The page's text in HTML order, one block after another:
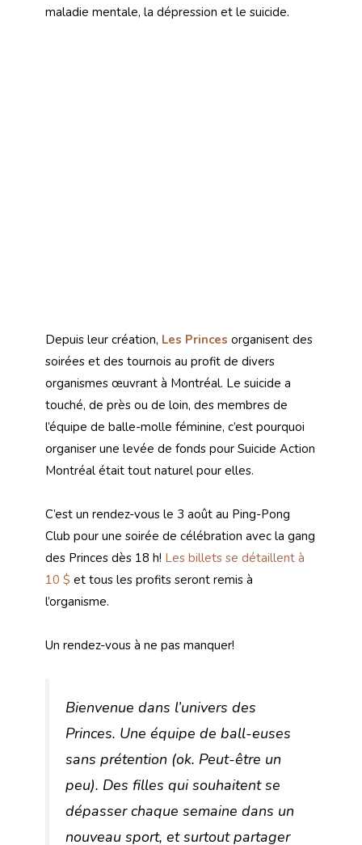
maladie mentale, la dépression et le suicide.
Depuis leur création, Les Princes organisent des
soirées et des tournois au profit de divers
organismes œuvrant à Montréal. Le suicide a
touché, de près ou de loin, des membres de
l’équipe de balle-molle féminine, c’est pourquoi
organiser une levée de fonds pour Suicide Action
Montréal était tout naturel pour elles.
C’est un rendez-vous le 3 août au Ping-Pong
Club pour une soirée de célébration avec la gang
des Princes dès 18 h! Les billets se détaillent à
10 $ et tous les profits seront remis à
l’organisme.
Un rendez-vous à ne pas manquer!
Bienvenue dans l’univers des
Princes. Une équipe de ball-euses
sans prétention (ok. Peut-être un
peu). Des filles qui souhaitent se
dépasser chaque semaine dans un
nouveau sport, et surtout partager